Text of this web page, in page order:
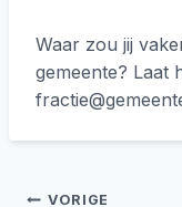
Waar zou jij
gemeente? Laat
VORIGE